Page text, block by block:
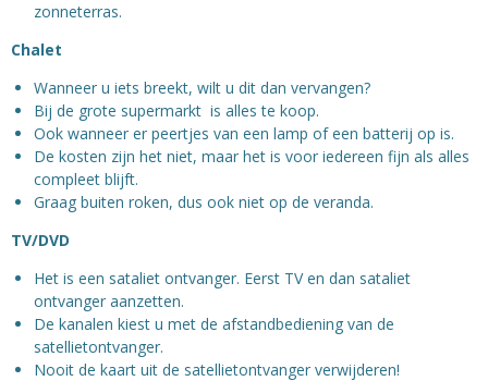
zonneterras.
Chalet
Wanneer u iets breekt, wilt u dit dan vervangen?
Bij de grote supermarkt is alles te koop.
Ook wanneer er peertjes van een lamp of een batterij op is.
De kosten zijn het niet, maar het is voor iedereen fijn als alles
compleet blijft.
Graag buiten roken, dus ook niet op de veranda.
TV/DVD
Het is een sataliet ontvanger. Eerst TV en dan sataliet
ontvanger aanzetten.
De kanalen kiest u met de afstandbediening van de
satellietontvanger.
Nooit de kaart uit de satellietontvanger verwijderen!